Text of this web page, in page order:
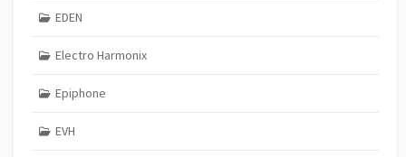
EDEN
Electro Harmonix
Epiphone
EVH